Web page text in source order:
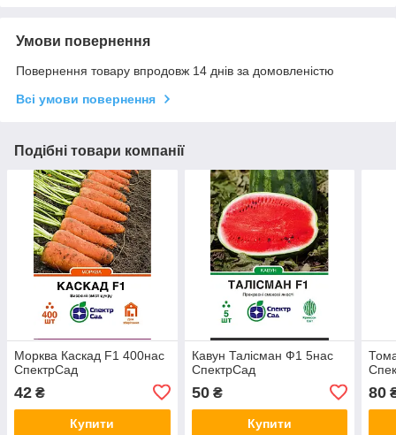
Умови повернення
Повернення товару впродовж 14 днів за домовленістю
Всі умови повернення
Подібні товари компанії
Морква Каскад F1 400нас
СпектрСад
42 ₴
Купити
Кавун Талісман Ф1 5нас
СпектрСад
50₴
Купити
80